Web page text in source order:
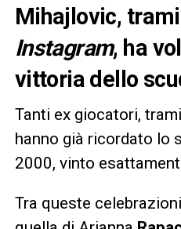
Mihajlovic,
Instagram, ha
vittoria dello
Tanti ex giocatori,
hanno già ricordato lo
2000, vinto
Tra queste